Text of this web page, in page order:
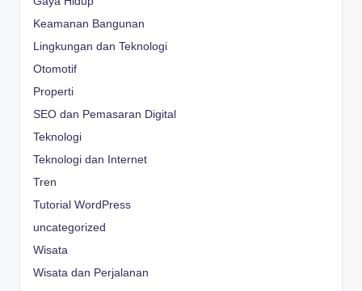
Keamanan Bangunan
Lingkungan dan Teknologi
Otomotif
Properti
SEO dan Pemasaran Digital
Teknologi
Teknologi dan Internet
Tren
Tutorial WordPress
uncategorized
Wisata
Wisata dan Perjalanan